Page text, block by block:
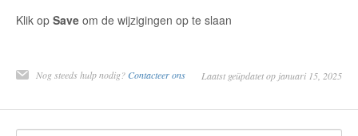
Klik op Save om de wijzigingen op te slaan
Nog steeds hulp nodig? Contacteer ons Laatst geüpdatet op januari 15, 2025